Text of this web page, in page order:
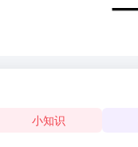
小知识